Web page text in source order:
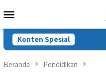
ke
Mobile
Konten Spesial
Beranda Pendidikan